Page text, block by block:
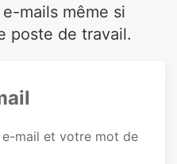
mails même si
poste de travail.
e-mail et votre mot de